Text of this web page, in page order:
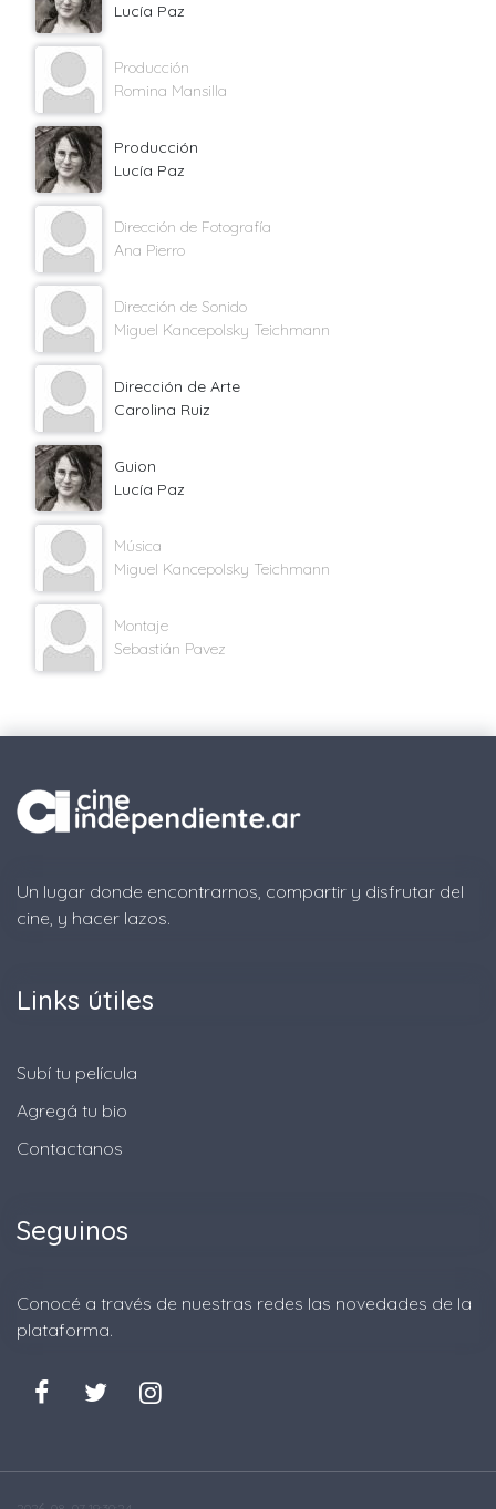
Lucía Paz
Producción
Romina Mansilla
Producción
Lucía Paz
Dirección de Fotografía
Ana Pierro
Dirección de Sonido
Miguel Kancepolsky Teichmann
Dirección de Arte
Carolina Ruiz
Guion
Lucía Paz
Música
Miguel Kancepolsky Teichmann
Montaje
Sebastián Pavez
Un lugar donde encontrarnos, compartir y disfrutar del
cine, y hacer lazos.
Links útiles
Subí tu película
Agregá tu bio
Contactanos
Seguinos
Conocé a través de nuestras redes las novedades de la
plataforma.